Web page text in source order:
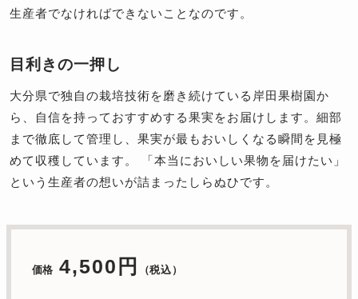
生産者でなければできないことなのです。
目利きの一押し
大分県で独自の栽培技術を磨き続けている岸田果樹園か
ら、自信を持っておすすめする果実をお届けします。細部
まで徹底して管理し、果実が最もおいしくなる瞬間を見極
めて収穫しています。 「本当においしい果物を届けたい」
という生産者の想いが詰まったしらぬひです。
価格 4,500円 （税込）